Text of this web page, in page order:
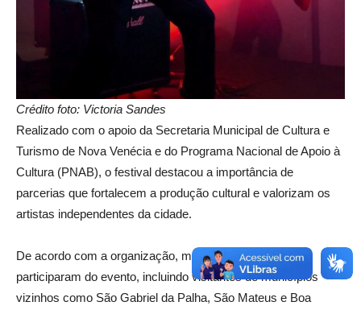
Crédito foto: Victoria Sandes
Realizado com o apoio da Secretaria Municipal de Cultura e
Turismo de Nova Venécia e do Programa Nacional de Apoio à
Cultura (PNAB), o festival destacou a importância de
parcerias que fortalecem a produção cultural e valorizam os
artistas independentes da cidade.
De acordo com a organização, mais de 400 pessoas
participaram do evento, incluindo visitantes de municípios
vizinhos como São Gabriel da Palha, São Mateus e Boa